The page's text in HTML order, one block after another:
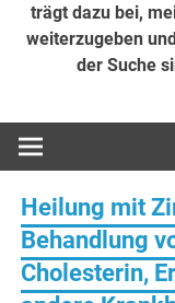
trägt dazu bei,
weiterzugeben
der Suche
Heilung mit
Behandlung
Cholesterin,